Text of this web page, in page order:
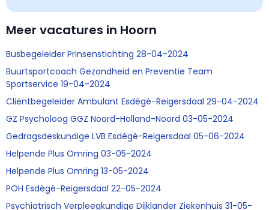
Meer vacatures in Hoorn
Busbegeleider Prinsenstichting 28-04-2024
Buurtsportcoach Gezondheid en Preventie Team
Sportservice 19-04-2024
Cliëntbegeleider Ambulant Esdégé-Reigersdaal 29-04-2024
GZ Psycholoog GGZ Noord-Holland-Noord 03-05-2024
Gedragsdeskundige LVB Esdégé-Reigersdaal 05-06-2024
Helpende Plus Omring 03-05-2024
Helpende Plus Omring 13-05-2024
POH Esdégé-Reigersdaal 22-05-2024
Psychiatrisch Verpleegkundige Dijklander Ziekenhuis 31-05-